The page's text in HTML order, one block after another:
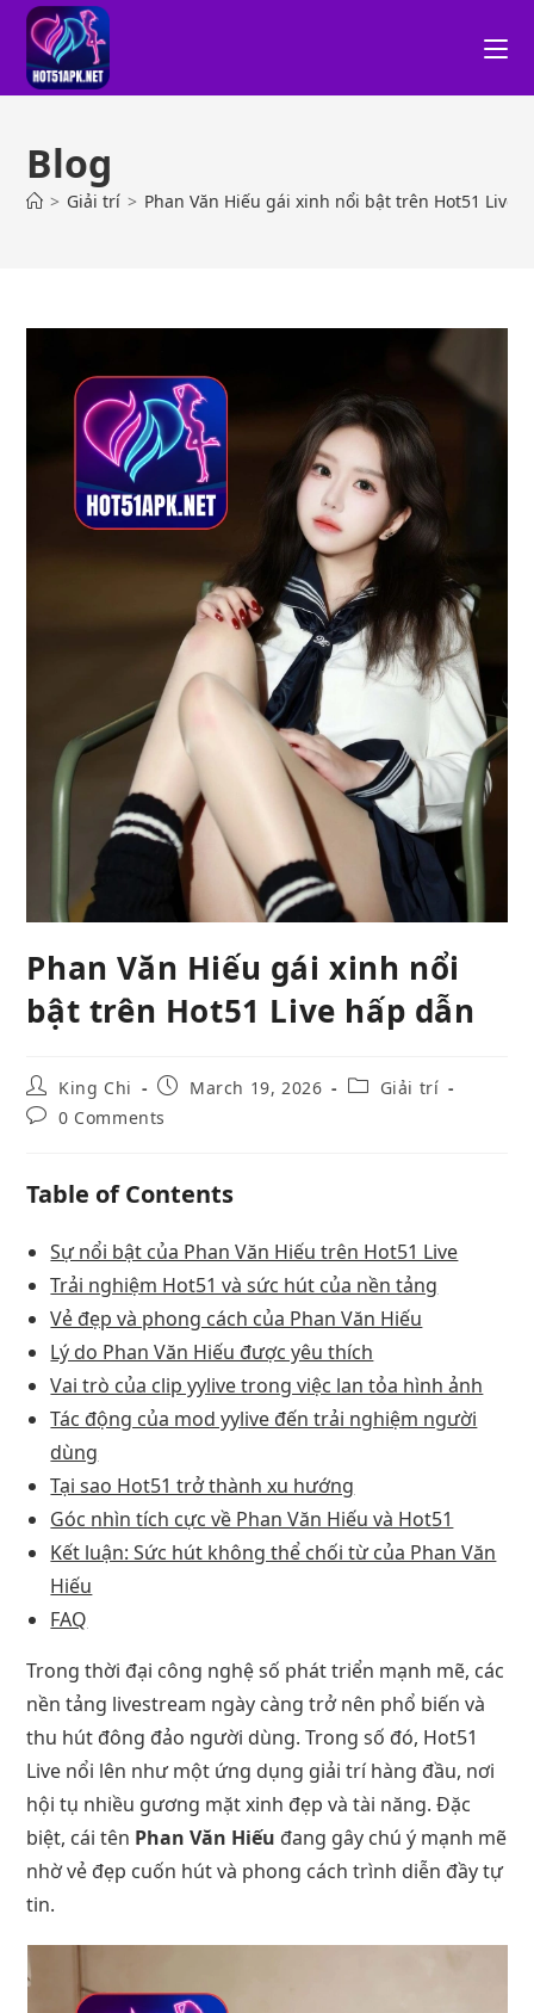
Blog
> Giải trí > Phan Văn Hiếu gái xinh nổi bật trên Hot51 Live
Phan Văn Hiếu gái xinh nổi
bật trên Hot51 Live hấp dẫn
King Chi March 19, 2026
Giải trí
0 Comments
Table of Contents
Sự nổi bật của Phan Văn Hiếu trên Hot51 Live
Trải nghiệm Hot51 và sức hút của nền tảng
Vẻ đẹp và phong cách của Phan Văn Hiếu
Lý do Phan Văn Hiếu được yêu thích
Vai trò của clip yylive trong việc lan tỏa hình ảnh
Tác động của mod yylive đến trải nghiệm người
dùng
Tại sao Hot51 trở thành xu hướng
Góc nhìn tích cực về Phan Văn Hiếu và Hot51
Kết luận: Sức hút không thể chối từ của Phan Văn
Hiếu
FAQ
Trong thời đại công nghệ số phát triển mạnh mẽ, các
nền tảng livestream ngày càng trở nên phổ biến và
thu hút đông đảo người dùng. Trong số đó, Hot51
Live nổi lên như một ứng dụng giải trí hàng đầu, nơi
hội tụ nhiều gương mặt xinh đẹp và tài năng. Đặc
biệt, cái tên Phan Văn Hiếu đang gây chú ý mạnh mẽ
nhờ vẻ đẹp cuốn hút và phong cách trình diễn đầy tự
tin.